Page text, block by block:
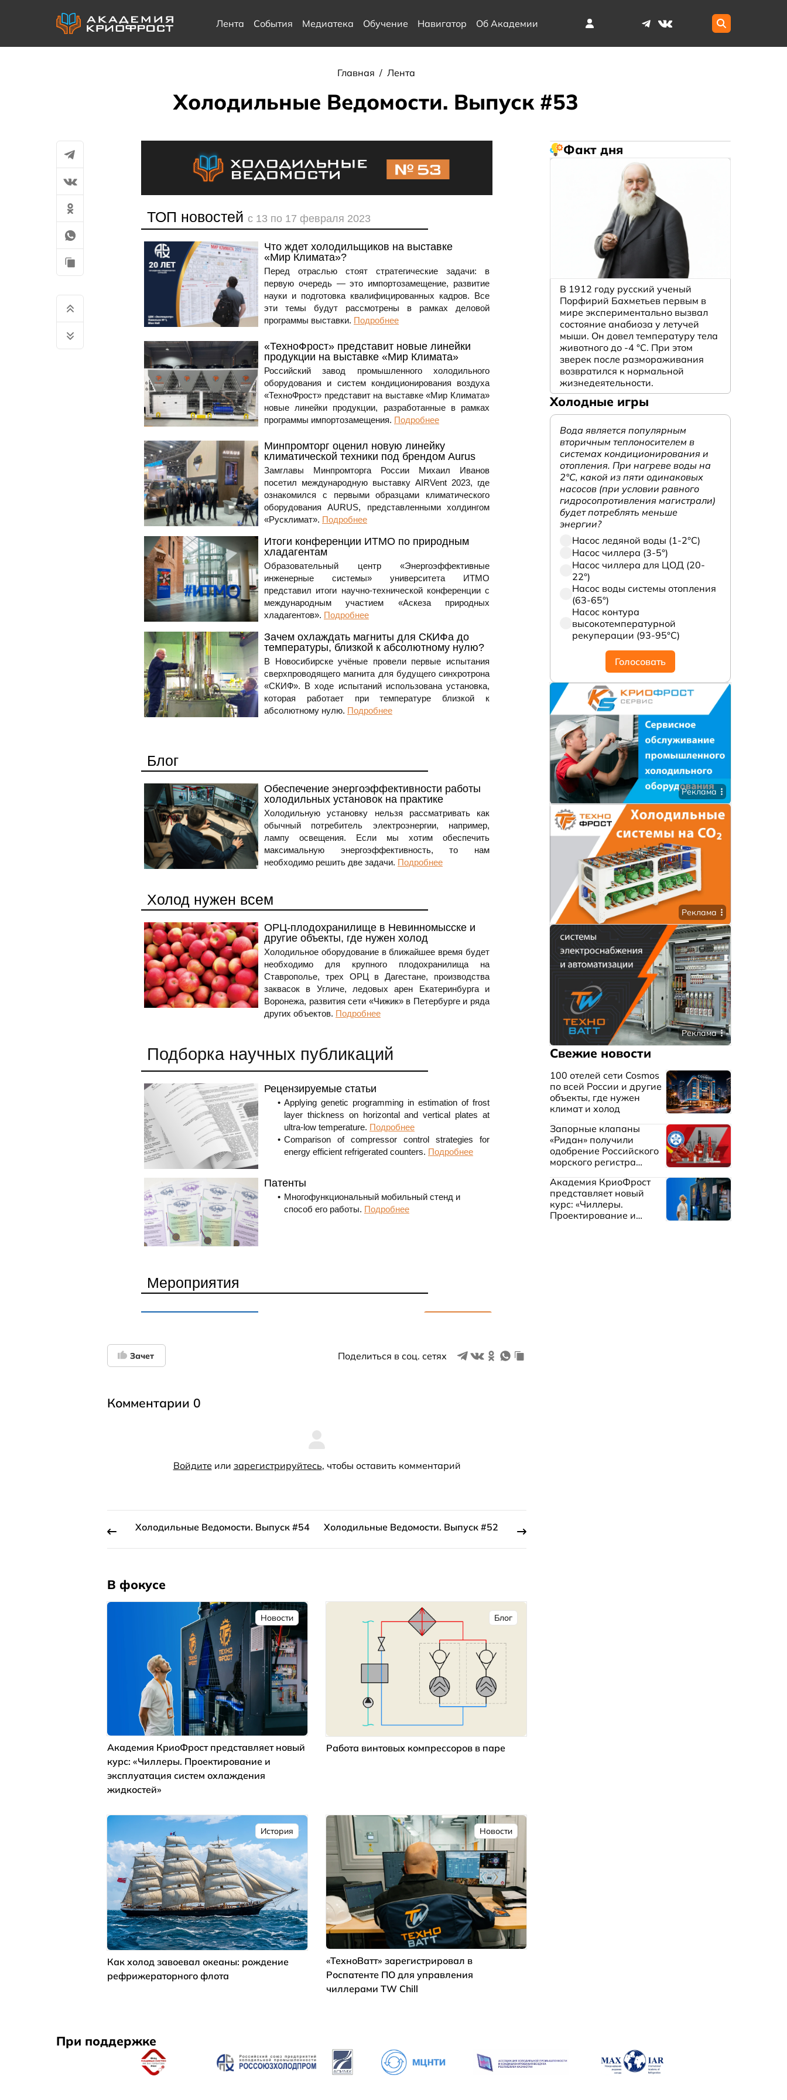
Лента События Медиатека Обучение Навигатор Об Академии
Главная / Лента
Холодильные Ведомости. Выпуск #53
Зачет Поделиться в соц. сетях
Комментарии 0
Войдите или зарегистрируйтесь, чтобы оставить комментарий
Холодильные Ведомости. Выпуск #54 Холодильные Ведомости. Выпуск #52
В фокусе
Новости
Академия КриоФрост представляет новый
курс: «Чиллеры. Проектирование и
эксплуатация систем охлаждения
жидкостей»
Блог
Работа винтовых компрессоров в паре
История
Как холод завоевал океаны: рождение
рефрижераторного флота
Новости
«ТехноВатт» зарегистрировал в
Роспатенте ПО для управления
чиллерами TW Chill
Факт дня
В 1912 году русский ученый
Порфирий Бахметьев первым в
мире экспериментально вызвал
состояние анабиоза у летучей
мыши. Он довел температуру тела
животного до -4 °C. При этом
зверек после размораживания
возвратился к нормальной
жизнедеятельности.
Холодные игры
Вода является популярным
вторичным теплоносителем в
системах кондиционирования и
отопления. При нагреве воды на
2°С, какой из пяти одинаковых
насосов (при условии равного
гидросопротивления магистрали)
будет потреблять меньше
энергии?
Насос ледяной воды (1-2°С)
Насос чиллера (3-5°)
Насос чиллера для ЦОД (20-
22°)
Насос воды системы отопления
(63-65°)
Насос контура
высокотемпературной
рекуперации (93-95°С)
Голосовать
Реклама
Реклама
Реклама
Свежие новости
100 отелей сети Cosmos
по всей России и другие
объекты, где нужен
климат и холод
Запорные клапаны
«Ридан» получили
одобрение Российского
морского регистра
Академия КриоФрост
представляет новый
курс: «Чиллеры.
Проектирование и
При поддержке